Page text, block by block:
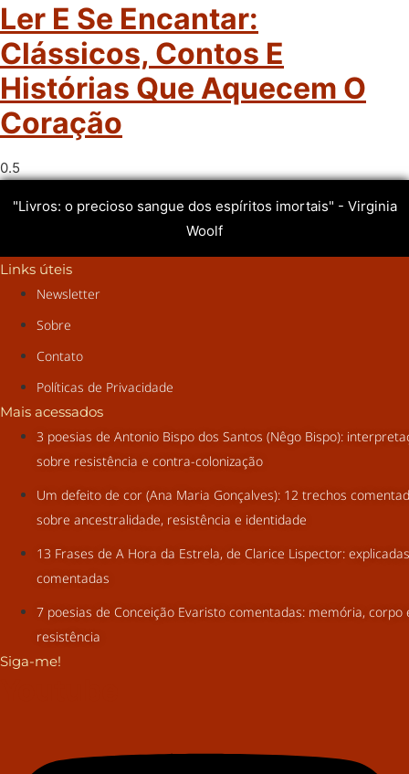
Ler E Se Encantar:
Clássicos, Contos E
Histórias Que Aquecem O
Coração
"Livros: o precioso sangue dos espíritos imortais" - Virginia
Woolf
Links úteis
Newsletter
Sobre
Contato
Políticas de Privacidade
Mais acessados
3 poesias de Antonio Bispo dos Santos (Nêgo Bispo):
sobre resistência e contra-colonização
Um defeito de cor (Ana Maria Gonçalves): 12 trechos
sobre ancestralidade, resistência e identidade
13 Frases de A Hora da Estrela, de Clarice Lispector:
comentadas
7 poesias de Conceição Evaristo comentadas: memória, corpo
resistência
Siga-me!